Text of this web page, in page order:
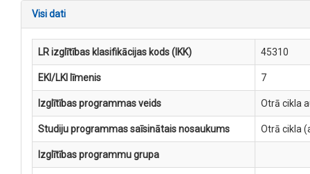
Visi dati
LR izglītības klasifikācijas kods (IKK) 45310
EKI/LKI līmenis 7
Izglītības programmas veids Otrā cikla
Studiju programmas saīsinātais nosaukums Otrā cikla
Izglītības programmu grupa